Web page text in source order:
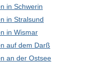
in Schwerin
in Stralsund
in Wismar
auf dem Darß
an der Ostsee